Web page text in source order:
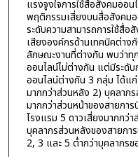
แรงจูงใจการใช้สื่อสังคมออ
พฤติกรรมเสี่ยงบนสื่อสังคม
ระดับความสามารถการใช้สื่
เสียงองค์กรด้านเทคนิคต่าง
ลักษณะงานที่ต่างกัน พบว่าทุ
ออนไลน์ไม่ต่างกัน แต่มีระดั
ออนไลน์ต่างกัน 3 กลุ่ม ได้แ
มากกว่าส่วนหลัง 2) บุคลาก
มากกว่าส่วนหน้าของสายกา
โรงแรม 5 ดาวเสี่ยงมากกว่
บุคลากรส่วนหลังของสายกา
2, 3 และ 5 ต่ำกว่าบุคลากร